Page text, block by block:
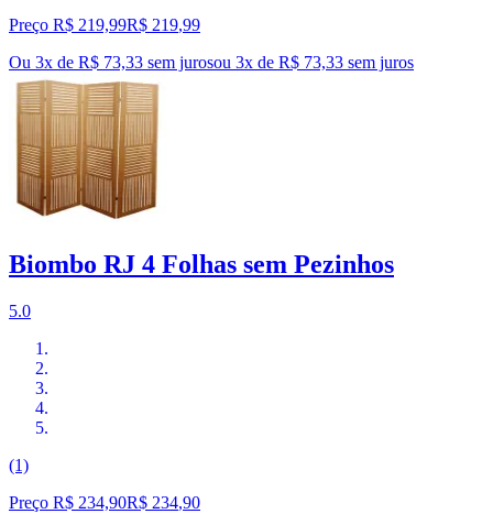
Preço R$ 219,99R$ 219,99
Ou 3x de R$ 73,33 sem jurosou 3x de R$ 73,33 sem juros
Biombo RJ 4 Folhas sem Pezinhos
5.0
(1)
Preço R$ 234,90R$ 234,90